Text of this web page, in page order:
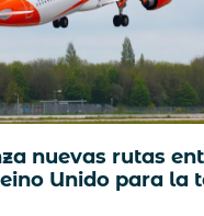
nuevas rutas
Unido para la